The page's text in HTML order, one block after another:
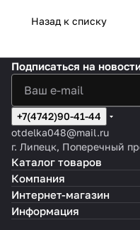
Назад к списку
Подписаться на
+7(4742)90-41-44
otdelka048@mail.ru
г. Липецк, Поперечный
Каталог товаров
Компания
Интернет-магазин
Информация